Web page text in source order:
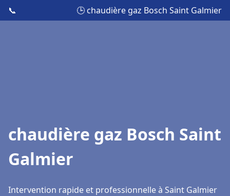
📞 🕒 chaudière gaz Bosch Saint Galmier
chaudière gaz Bosch Saint
Galmier
Intervention rapide et professionnelle à Saint Galmier